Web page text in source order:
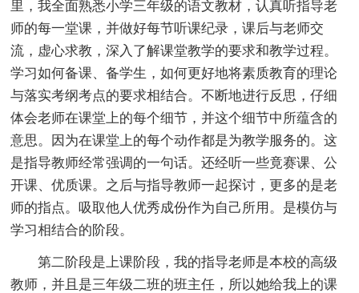
里，我全面熟悉小学三年级的语文教材，认真听指导老
师的每一堂课，并做好每节听课纪录，课后与老师交
流，虚心求教，深入了解课堂教学的要求和教学过程。
学习如何备课、备学生，如何更好地将素质教育的理论
与落实考纲考点的要求相结合。不断地进行反思，仔细
体会老师在课堂上的每个细节，并这个细节中所蕴含的
意思。因为在课堂上的每个动作都是为教学服务的。这
是指导教师经常强调的一句话。还经听一些竟赛课、公
开课、优质课。之后与指导教师一起探讨，更多的是老
师的指点。吸取他人优秀成份作为自己所用。是模仿与
学习相结合的阶段。
第二阶段是上课阶段，我的指导老师是本校的高级
教师，并且是三年级二班的班主任，所以她给我上的课